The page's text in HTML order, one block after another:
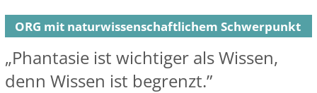
ORG mit naturwissenschaftlichem Schwerpunkt
„Phantasie ist wichtiger als Wissen,
denn Wissen ist begrenzt.”